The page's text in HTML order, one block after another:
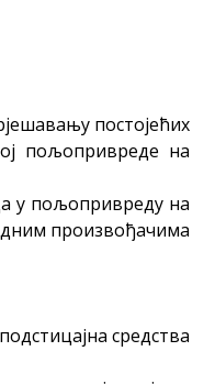
постојећих
пољопривреде на
у пољопривреду на
произвођачима
средства